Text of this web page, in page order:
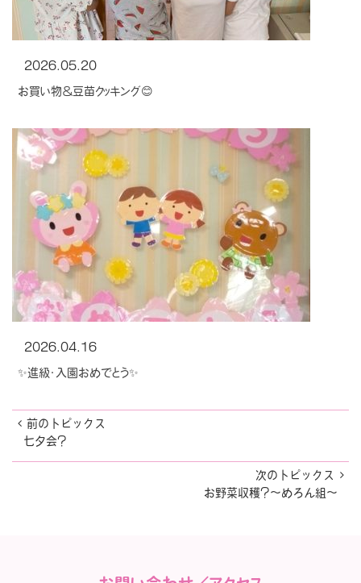
2026.05.20
お買い物＆豆苗クッキング😊
2026.04.16
✨進級・入園おめでとう✨
前のトピックス
七夕会?
次のトピックス
お野菜収穫?～めろん組～